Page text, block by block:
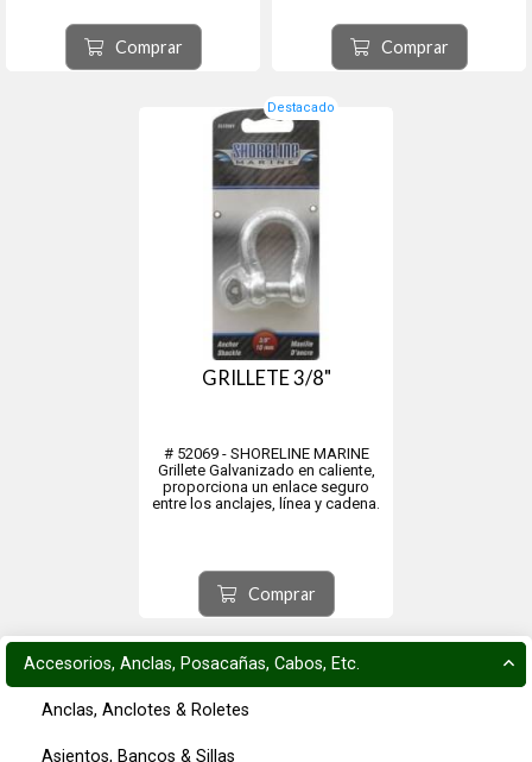
Accesorios, Anclas, Posacañas, Cabos, Etc.
Anclas, Anclotes & Roletes
Asientos, Bancos & Sillas
Comprar Comprar
Destacado
GRILLETE 3/8"
# 52069 - SHORELINE MARINE
Grillete Galvanizado en caliente,
proporciona un enlace seguro
entre los anclajes, línea y cadena.
Comprar